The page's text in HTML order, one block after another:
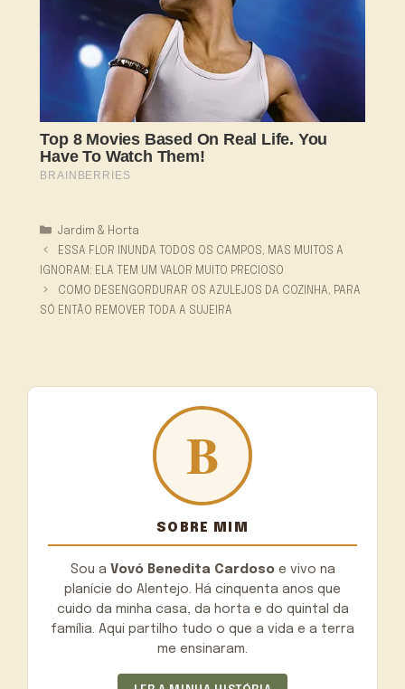
Categorias
Jardim & Horta
ESSA FLOR INUNDA TODOS OS CAMPOS, MAS MUITOS A
IGNORAM: ELA TEM UM VALOR MUITO PRECIOSO
COMO DESENGORDURAR OS AZULEJOS DA COZINHA, PARA
SÓ ENTÃO REMOVER TODA A SUJEIRA
SOBRE MIM
Sou a Vovó Benedita Cardosoe vivo na
planície do Alentejo. Há cinquenta anos que
cuido da minha casa, da horta e do quintal da
família. Aqui partilho tudo o que a vida e a terra
me ensinaram.